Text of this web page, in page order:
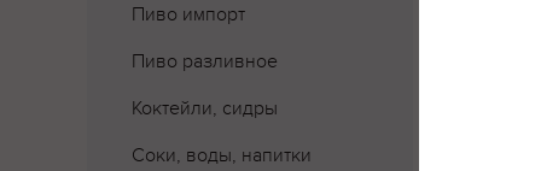
Пиво импорт
Пиво разливное
Коктейли, сидры
Соки, воды, напитки